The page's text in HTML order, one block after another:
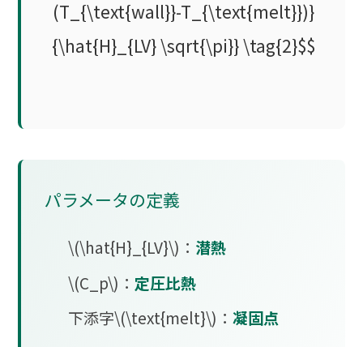
(T_{\text{wall}}-T_{\text{melt}})}
{\hat{H}_{LV} \sqrt{\pi}} \tag{2}$$
パラメータの定義
\(\hat{H}_{LV}\)： 潜熱
\(C_p\)： 定圧比熱
下添字\(\text{melt}\)： 凝固点